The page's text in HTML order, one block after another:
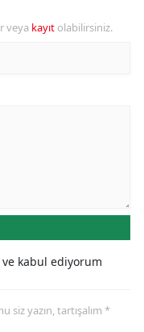
veya kayıt olabilirsiniz.
kabul ediyorum
siz yazın, tartışalım *